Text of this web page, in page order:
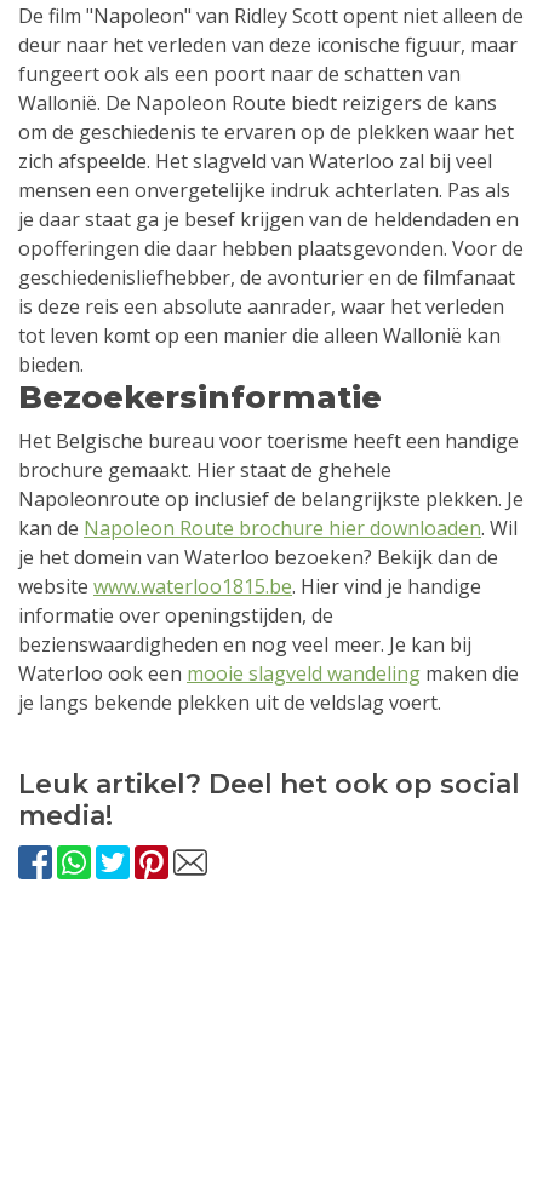
De film "Napoleon" van Ridley Scott opent niet alleen de
deur naar het verleden van deze iconische figuur, maar
fungeert ook als een poort naar de schatten van
Wallonië. De Napoleon Route biedt reizigers de kans
om de geschiedenis te ervaren op de plekken waar het
zich afspeelde. Het slagveld van Waterloo zal bij veel
mensen een onvergetelijke indruk achterlaten. Pas als
je daar staat ga je besef krijgen van de heldendaden en
opofferingen die daar hebben plaatsgevonden. Voor de
geschiedenisliefhebber, de avonturier en de filmfanaat
is deze reis een absolute aanrader, waar het verleden
tot leven komt op een manier die alleen Wallonië kan
bieden.
Bezoekersinformatie
Het Belgische bureau voor toerisme heeft een handige
brochure gemaakt. Hier staat de ghehele
Napoleonroute op inclusief de belangrijkste plekken. Je
kan de Napoleon Route brochure hier downloaden. Wil
je het domein van Waterloo bezoeken? Bekijk dan de
website www.waterloo1815.be. Hier vind je handige
informatie over openingstijden, de
bezienswaardigheden en nog veel meer. Je kan bij
Waterloo ook een mooie slagveld wandeling maken die
je langs bekende plekken uit de veldslag voert.
Leuk artikel? Deel het ook op social
media!